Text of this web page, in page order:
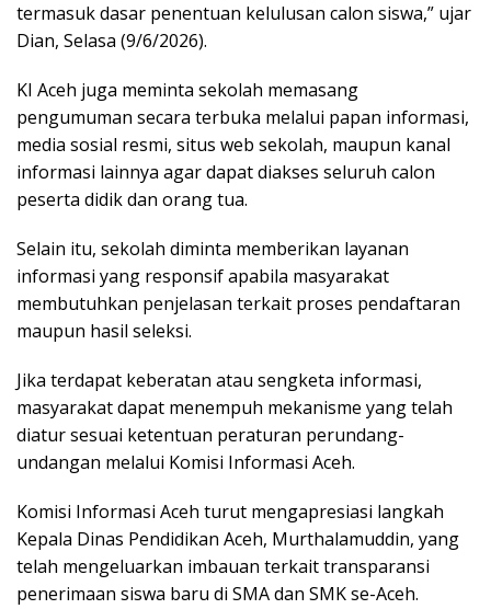
termasuk dasar penentuan kelulusan calon siswa,” ujar
Dian, Selasa (9/6/2026).
KI Aceh juga meminta sekolah memasang
pengumuman secara terbuka melalui papan informasi,
media sosial resmi, situs web sekolah, maupun kanal
informasi lainnya agar dapat diakses seluruh calon
peserta didik dan orang tua.
Selain itu, sekolah diminta memberikan layanan
informasi yang responsif apabila masyarakat
membutuhkan penjelasan terkait proses pendaftaran
maupun hasil seleksi.
Jika terdapat keberatan atau sengketa informasi,
masyarakat dapat menempuh mekanisme yang telah
diatur sesuai ketentuan peraturan perundang-
undangan melalui Komisi Informasi Aceh.
Komisi Informasi Aceh turut mengapresiasi langkah
Kepala Dinas Pendidikan Aceh, Murthalamuddin, yang
telah mengeluarkan imbauan terkait transparansi
penerimaan siswa baru di SMA dan SMK se-Aceh.